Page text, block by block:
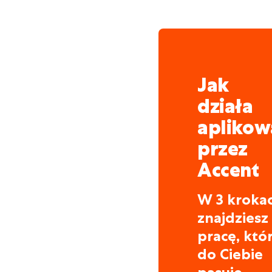
Jak
działa
przez
Accent
W 3
znajdziesz
pracę,
do Ciebie